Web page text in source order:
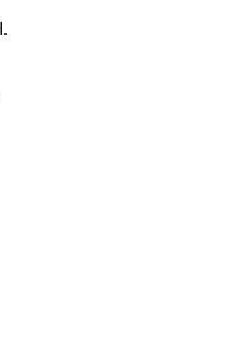
امام جمعه شهرستان ساوجبلاغ اظهارداشت : اربعین امسال سراسر حماسه خونخواهی و مرگ بر آمریکا و اسرائیل بود.